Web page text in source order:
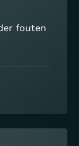
fouten